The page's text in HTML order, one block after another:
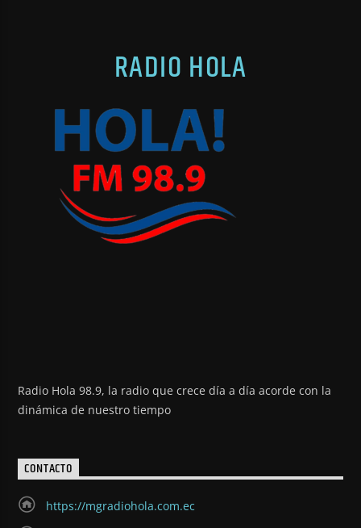
RADIO HOLA
Radio Hola 98.9, la radio que crece día a día acorde con la
dinámica de nuestro tiempo
CONTACTO
https://mgradiohola.com.ec